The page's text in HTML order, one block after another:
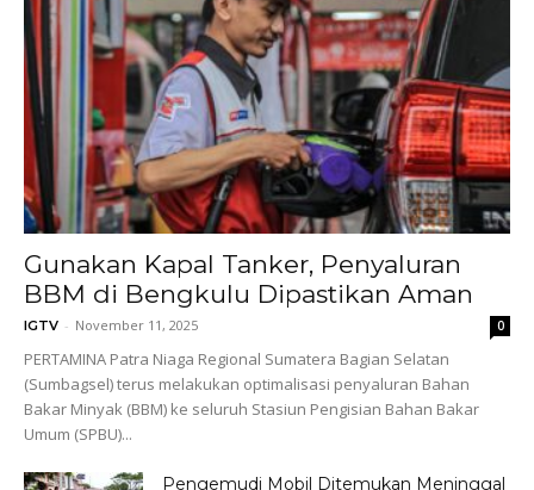
Gunakan Kapal Tanker, Penyaluran
BBM di Bengkulu Dipastikan Aman
IGTV - November 11, 2025 0
PERTAMINA Patra Niaga Regional Sumatera Bagian Selatan
(Sumbagsel) terus melakukan optimalisasi penyaluran Bahan
Bakar Minyak (BBM) ke seluruh Stasiun Pengisian Bahan Bakar
Umum (SPBU)...
Pengemudi Mobil Ditemukan Meninggal